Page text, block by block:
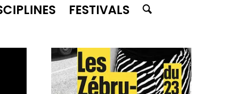
FESTIVALS